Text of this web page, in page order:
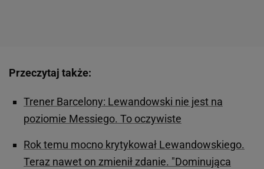
Przeczytaj także:
Trener Barcelony: Lewandowski nie jest na
poziomie Messiego. To oczywiste
Rok temu mocno krytykował Lewandowskiego.
Teraz nawet on zmienił zdanie. "Dominująca